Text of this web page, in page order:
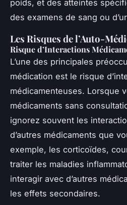
poids, et des atteintes
des examens de sang ou
Les Risques de l’Auto-
Risque d’Interactions
L’une des principales
médication est le risque
médicamenteuses. Lorsque
médicaments sans
ignorez souvent les
d’autres médicaments que
exemple, les corticoïdes,
traiter les maladies
interagir avec d’autres
les effets secondaires.